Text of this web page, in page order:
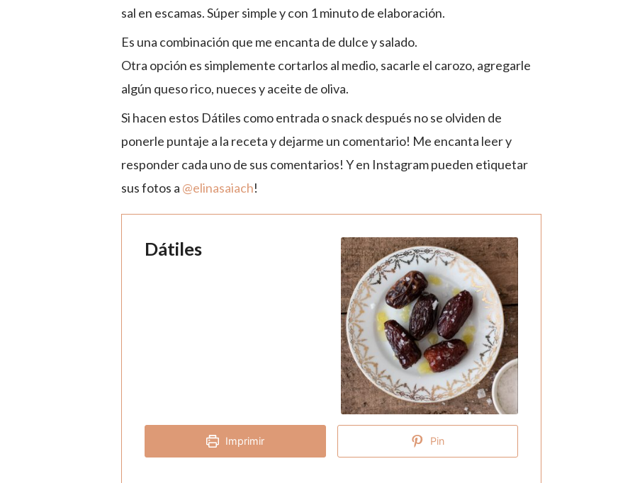
sal en escamas. Súper simple y con 1 minuto de elaboración.
Es una combinación que me encanta de dulce y salado.
Otra opción es simplemente cortarlos al medio, sacarle el carozo, agregarle
algún queso rico, nueces y aceite de oliva.
Si hacen estos Dátiles como entrada o snack después no se olviden de
ponerle puntaje a la receta y dejarme un comentario! Me encanta leer y
responder cada uno de sus comentarios! Y en Instagram pueden etiquetar
sus fotos a @elinasaiach!
Dátiles
Imprimir Pin